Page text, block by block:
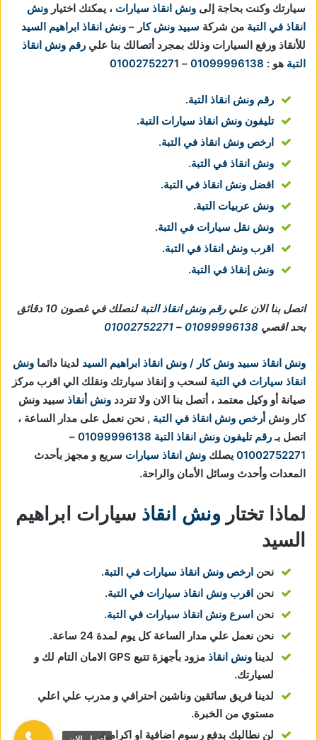
سيارتك وكنت بحاجة إلى ونش انقاذ سيارات ، يمكنك اختيار ونش
انقاذ في التبة من شركة سبيد ونش كار – ونش انقاذ ابراهيم السيد
للأنقاذ ورفع السيارات وذلك بمجرد أتصالك بنا علي رقم ونش انقاذ
التبة هو : 01099996138
–
01002752271
رقم ونش انقاذ التبة.
تليفون ونش انقاذ سيارات التبة.
ارخص ونش انقاذ في التبة.
ونش انقاذ في التبة.
افضل ونش انقاذ في التبة.
ونش عربيات التبة.
ونش نقل سيارات في التبة.
اقرب ونش انقاذ في التبة.
ونش إنقاذ في التبة.
اتصل بنا الان عليرقم ونش انقاذ التبة
لنصلك في غصون 10 دقائق
بحد اقصي 01099996138
–
01002752271
ونش انقاذ سبيد ونش كار / ونش انقاذ ابراهيم السيد لدينا دائما ونش
انقاذ سيارات في التبة لسحب و إنقاذ سيارتك ونقلك الي اقرب مركز
صيانة أو وكيل معتمد ، أتصل بنا الان ولا تتردد ونش أنقاذ سبيد ونش
كار ونش أرخص ونش انقاذ في التبة , نحن نعمل على مدار الساعة ،
اتصل بـرقم تليفون ونش انقاذ التبة 01099996138
–
01002752271 يصلك ونش انقاذ سيارات سريع و مجهز بأحدث
المعدات وأحدث وسائل الأمان والراحة.
لماذا تختار ونش انقاذ سيارات ابراهيم
السيد
نحن ارخص ونش انقاذ سيارات في التبة.
نحن اقرب ونش انقاذ سيارات في التبة.
نحن اسرع ونش انقاذ سيارات في التبة.
نحن نعمل علي مدار الساعة كل يوم لمدة 24 ساعة.
لدينا ونش انقاذ
مزود بأجهزة تتبع GPS الامان التام لك و
لسيارتك.
لدينا فريق سائقين وناشين احترافي و مدرب علي اعلي
مستوي من الخبرة.
لن نطالبك بدفع رسوم اضافية او اكرامية.